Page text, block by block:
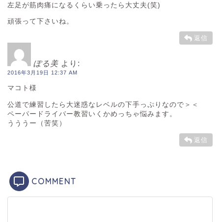
左足が筋肉痛になるくらい乗ったら大丈夫(笑)
頑張って下さいね。
返信
ぽる美 より:
2016年3月19日 12:37 AM
マコト様
公道で練習したら大迷惑なレベルの下手っぷりなので＞＜
ペーパードライバー教習いくかめっちゃ悩みます。
うううー（苦笑）
返信
COMMENT